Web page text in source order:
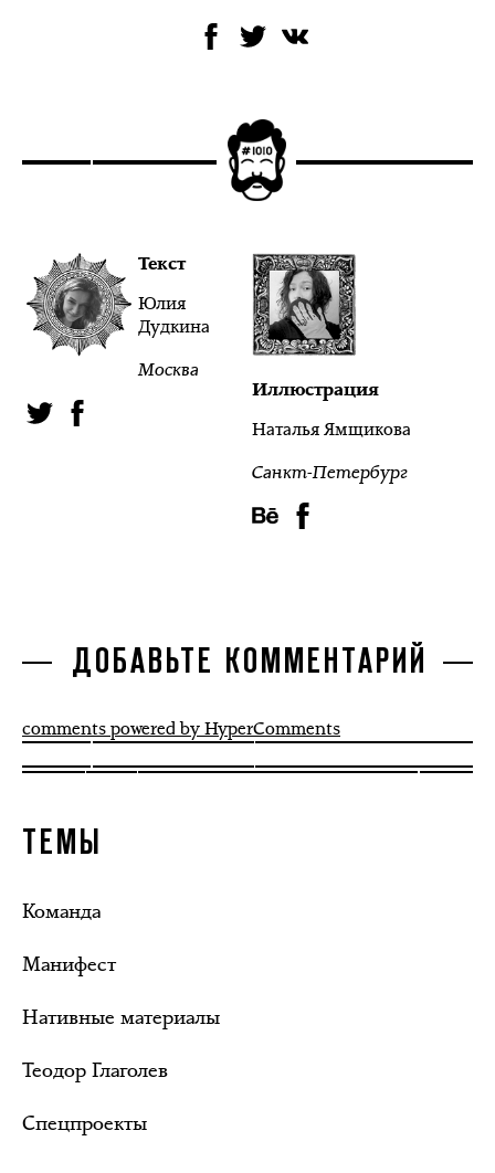
Текст
Юлия
Дудкина
Москва
Иллюстрация
Наталья Ямщикова
Санкт-Петербург
ДОБАВЬТЕ КОММЕНТАРИЙ
comments powered by HyperComments
ТЕМЫ
Команда
Манифест
Нативные материалы
Теодор Глаголев
Спецпроекты